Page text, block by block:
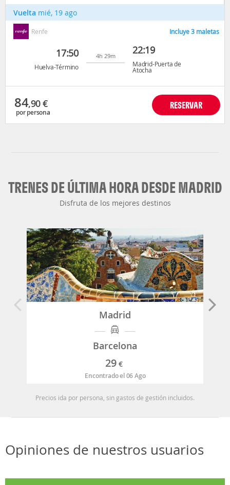
Vuelta mié, 19 ago
Renfe Incluye 3 maletas
17:50
Huelva-Término
4h 29m 22:19
Madrid-Puerta de
Atocha
84,90€
por persona
RESERVAR
TRENES DE ÚLTIMA HORA DESDE MADRID
Disfruta de los mejores destinos
Madrid
Barcelona
29 €
Encontrado el 06 Ago
Precios ida por persona, sin gastos de gestión incluidos.
Opiniones de nuestros usuarios